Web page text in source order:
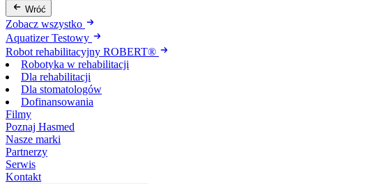
Wróć
Zobacz wszystko
Aquatizer Testowy
Robot rehabilitacyjny ROBERT®
Robotyka w rehabilitacji
Dla rehabilitacji
Dla stomatologów
Dofinansowania
Filmy
Poznaj Hasmed
Nasze marki
Partnerzy
Serwis
Kontakt